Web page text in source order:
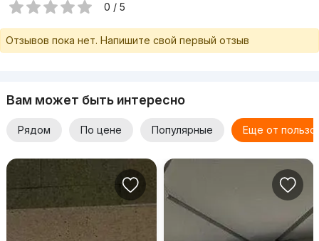
0 / 5
Отзывов пока нет. Напишите свой первый отзыв
Вам может быть интересно
Рядом По цене Популярные Еще от